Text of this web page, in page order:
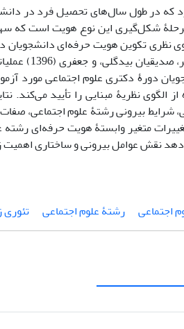
که در طول سال‌های تحصیل فرد در
شکل‌گیری این نوع هویت است که
نظری تکوین هویت حرفه‌ای دانشجویان
پرداخته است.
191 نفر از دانشجویان دورۀ دکتری علوم
الگوی نظریۀ مبنایی را تأیید
بیرونی رشتۀ علوم اجتماعی،
متغیر وابستۀ هویت حرفه‌ای رشته
نقش عوامل بیرونی و ساختاری اهمیت
اجتماعی رشتۀ علوم اجتماعی تئوری